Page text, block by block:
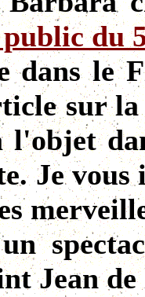
du
dans le
sur
l'objet
Je
Jean